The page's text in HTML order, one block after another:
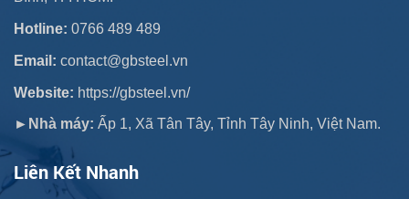
Hotline: 0766 489 489
Email: contact@gbsteel.vn
Website: https://gbsteel.vn/
►Nhà máy: Ấp 1, Xã Tân Tây, Tỉnh Tây Ninh, Việt Nam.
Liên Kết Nhanh